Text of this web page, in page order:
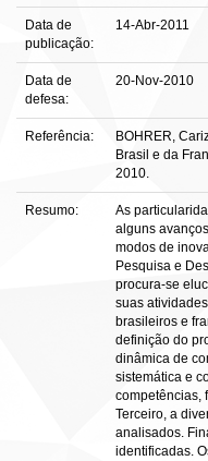
Data de
publicação:
14-Abr-2011
Data de
defesa:
20-Nov-2010
Referência:
BOHRER,
Brasil e da
2010.
Resumo:
As
alguns
modos de
Pesquisa e
procura-se
suas
brasileiros e
definição do
dinâmica de
sistemática e
competências,
Terceiro, a
analisados.
identificadas.